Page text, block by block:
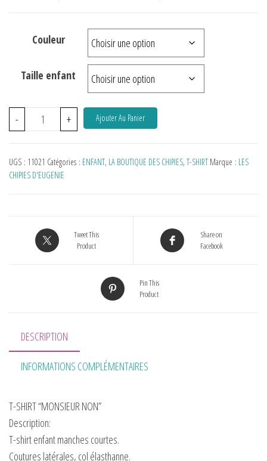
Couleur
Taille enfant
- + Ajouter Au Panier
UGS : 11021 Catégories : ENFANT, LA BOUTIQUE DES CHIPIES, T-SHIRT Marque : LES
CHIPIES D'EUGENIE
Tweet This
Product
Share on
Facebook
Pin This
Product
DESCRIPTION
INFORMATIONS COMPLÉMENTAIRES
T-SHIRT “MONSIEUR NON”
Description:
T-shirt enfant manches courtes.
Coutures latérales, col élasthanne.